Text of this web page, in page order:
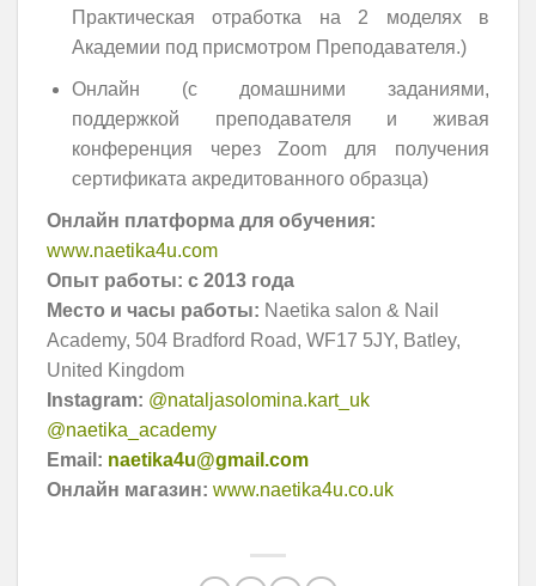
Практическая отработка на 2 моделях в
Академии под присмотром Преподавателя.)
Онлайн (с домашними заданиями,
поддержкой преподавателя и живая
конференция через Zoom для получения
сертификата акредитованного образца)
Онлайн платформа для обучения:
www.naetika4u.com
Опыт работы: c 2013 года
Место и часы работы: Naetika salon & Nail
Academy, 504 Bradford Road, WF17 5JY, Batley,
United Kingdom
Instagram: @nataljasolomina.kart_uk
@naetika_academy
Email: naetika4u@gmail.com
Онлайн магазин: www.naetika4u.co.uk